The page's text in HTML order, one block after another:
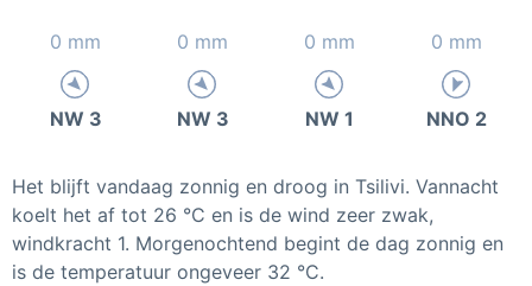
0 mm 0 mm 0 mm 0 mm
NW 3 NW 3 NW 1 NNO 2
Het blijft vandaag zonnig en droog in Tsilivi. Vannacht
koelt het af tot 26 °C en is de wind zeer zwak,
windkracht 1. Morgenochtend begint de dag zonnig en
is de temperatuur ongeveer 32 °C.